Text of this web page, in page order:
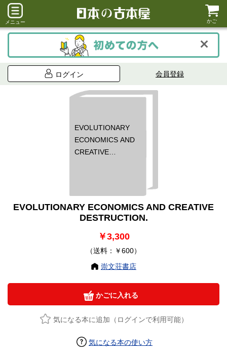
メニュー かご
ログイン 会員登録
EVOLUTIONARY
ECONOMICS AND
CREATIVE
EVOLUTIONARY ECONOMICS AND CREATIVE
DESTRUCTION.
￥3,300
（送料：￥600）
崇文荘書店
かごに入れる
気になる本に追加（ログインで利用可能）
気になる本の使い方